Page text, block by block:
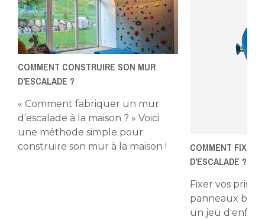
COMMENT CONSTRUIRE SON MUR
D'ESCALADE ?
« Comment fabriquer un mur
d’escalade à la maison ? » Voici
une méthode simple pour
construire son mur à la maison !
COMMENT FIXER
D'ESCALADE ?
Fixer vos
panneaux bois
un jeu d'enfant